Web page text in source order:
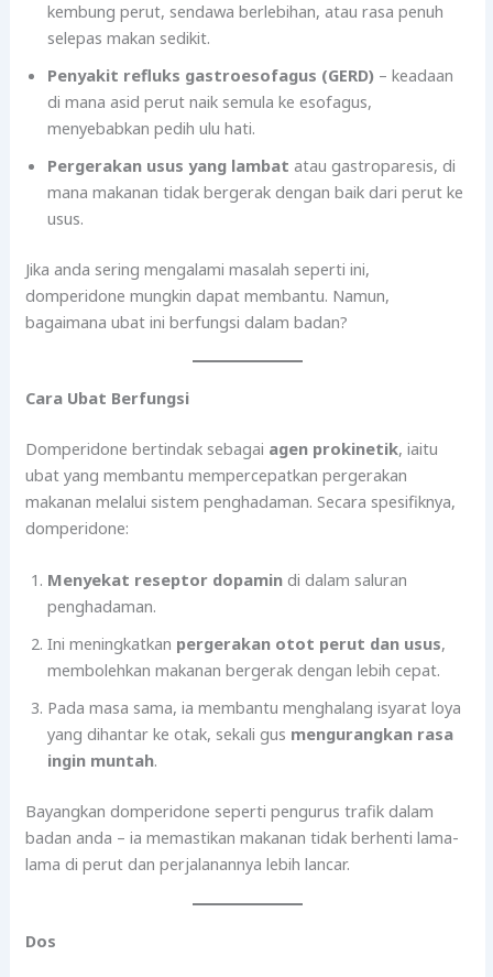
kembung perut, sendawa berlebihan, atau rasa penuh
selepas makan sedikit.
Penyakit refluks gastroesofagus (GERD) – keadaan
di mana asid perut naik semula ke esofagus,
menyebabkan pedih ulu hati.
Pergerakan usus yang lambat atau gastroparesis, di
mana makanan tidak bergerak dengan baik dari perut ke
usus.
Jika anda sering mengalami masalah seperti ini,
domperidone mungkin dapat membantu. Namun,
bagaimana ubat ini berfungsi dalam badan?
Cara Ubat Berfungsi
Domperidone bertindak sebagai agen prokinetik, iaitu
ubat yang membantu mempercepatkan pergerakan
makanan melalui sistem penghadaman. Secara spesifiknya,
domperidone:
Menyekat reseptor dopamin di dalam saluran
penghadaman.
Ini meningkatkan pergerakan otot perut dan usus,
membolehkan makanan bergerak dengan lebih cepat.
Pada masa sama, ia membantu menghalang isyarat loya
yang dihantar ke otak, sekali gus mengurangkan rasa
ingin muntah.
Bayangkan domperidone seperti pengurus trafik dalam
badan anda – ia memastikan makanan tidak berhenti lama-
lama di perut dan perjalanannya lebih lancar.
Dos